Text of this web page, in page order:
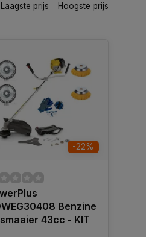
Laagste prijs Hoogste prijs
-22%
Benzine
43cc - KIT